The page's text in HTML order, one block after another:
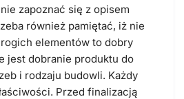
zapoznać się z opisem
również pamiętać, iż nie
elementów to dobry
jest dobranie produktu do
i rodzaju budowli. Każdy
Przed finalizacją